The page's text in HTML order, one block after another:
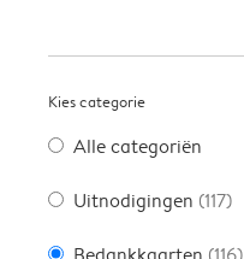
Kies categorie
Alle categoriën
Uitnodigingen (117)